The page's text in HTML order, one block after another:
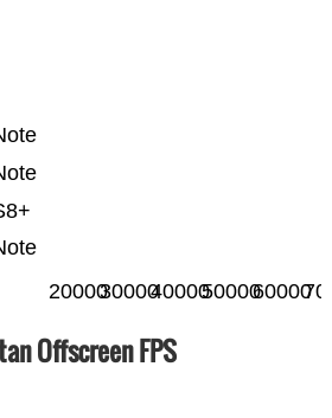
2000030000400005000060000
Offscreen FPS